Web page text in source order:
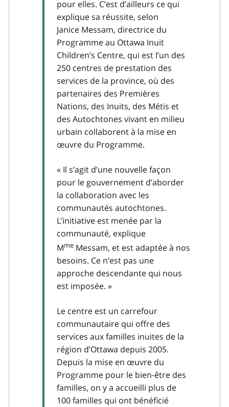
pour elles. C’est d’ailleurs ce qui
explique sa réussite, selon
Janice Messam, directrice du
Programme au Ottawa Inuit
Children’s Centre, qui est l’un des
250 centres de prestation des
services de la province, où des
partenaires des Premières
Nations, des Inuits, des Métis et
des Autochtones vivant en milieu
urbain collaborent à la mise en
œuvre du Programme.
« Il s’agit d’une nouvelle façon
pour le gouvernement d’aborder
la collaboration avec les
communautés autochtones.
L’initiative est menée par la
communauté, explique
Mme Messam, et est adaptée à nos
besoins. Ce n’est pas une
approche descendante qui nous
est imposée. »
Le centre est un carrefour
communautaire qui offre des
services aux familles inuites de la
région d’Ottawa depuis 2005.
Depuis la mise en œuvre du
Programme pour le bien-être des
familles, on y a accueilli plus de
100 familles qui ont bénéficié